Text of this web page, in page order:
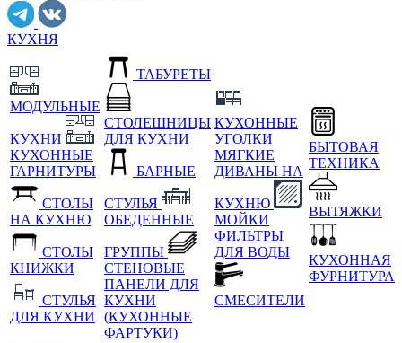
КУХНЯ
МОДУЛЬНЫЕ
КУХНИ
КУХОННЫЕ
ГАРНИТУРЫ
СТОЛЫ
НА КУХНЮ
СТОЛЫ
КНИЖКИ
СТУЛЬЯ
ДЛЯ КУХНИ
ТАБУРЕТЫ
СТОЛЕШНИЦЫ
ДЛЯ КУХНИ
БАРНЫЕ
СТУЛЬЯ
ОБЕДЕННЫЕ
ГРУППЫ
СТЕНОВЫЕ
ПАНЕЛИ ДЛЯ
КУХНИ
(КУХОННЫЕ
ФАРТУКИ)
КУХОННЫЕ
УГОЛКИ
МЯГКИЕ
ДИВАНЫ НА
КУХНЮ
МОЙКИ
ФИЛЬТРЫ
ДЛЯ ВОДЫ
СМЕСИТЕЛИ
БЫТОВАЯ
ТЕХНИКА
ВЫТЯЖКИ
КУХОННАЯ
ФУРНИТУРА